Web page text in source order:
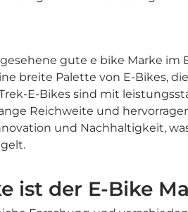
gute e bike Marke im
breite Palette von E-Bikes,
E-Bikes sind mit
Reichweite und
und Nachhaltigkeit,
ist der E-Bike